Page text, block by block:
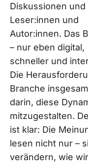
Diskussionen
Leser:innen und
Autor:innen. Das
– nur eben digital,
schneller und
Die
Branche
darin, diese
mitzugestalten.
ist klar: Die
lesen nicht nur –
verändern, wie